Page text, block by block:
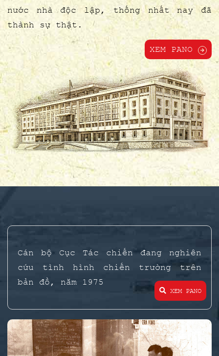
nước nhà độc lập, thống nhất nay đã
thành sự thật.
XEM PANO
Cán bộ Cục Tác chiến đang nghiên
cứu tình hình chiến trường trên
bản đồ, năm 1975
XEM PANO